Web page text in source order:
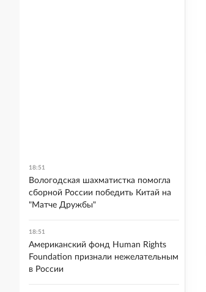
18:51
Вологодская шахматистка помогла
сборной России победить Китай на
"Матче Дружбы"
18:51
Американский фонд Human Rights
Foundation признали нежелательным
в России